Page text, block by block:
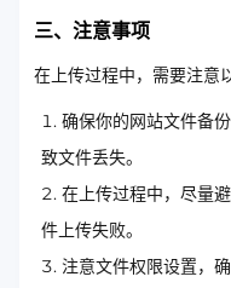
三、注意事项
在上传过程中，需要注意
确保你的网站文件备
致文件丢失。
在上传过程中，尽量
件上传失败。
注意文件权限设置，